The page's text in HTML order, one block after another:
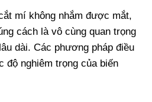
mí không nhắm được mắt,
cách là vô cùng quan trọng
dài. Các phương pháp điều
độ nghiêm trọng của biến